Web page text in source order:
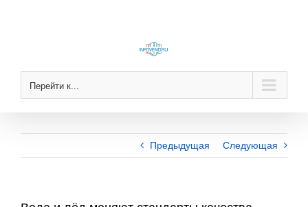
Перейти к...
Предыдущая Следующая